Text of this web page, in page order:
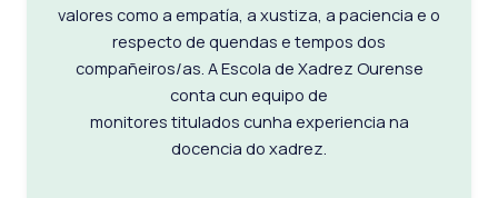
valores como a empatía, a xustiza, a paciencia e o
respecto de quendas e tempos dos
compañeiros/as. A Escola de Xadrez Ourense
conta cun equipo de
monitores titulados cunha experiencia na
docencia do xadrez.